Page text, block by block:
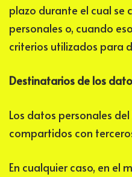
plazo durante el cual se
personales o, cuando
criterios utilizados para
Destinatarios de los
Los datos personales
compartidos con
En cualquier caso, en el